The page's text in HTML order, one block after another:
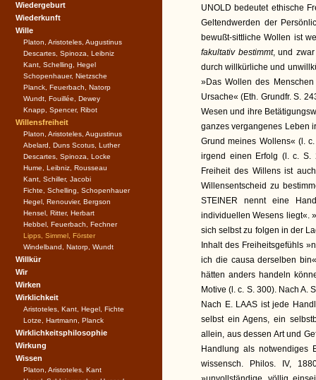
UNOLD bedeutet ethische
Geltendwerden der
bewußt-sittliche Wollen ist
fakultativ bestimmt, und
durch willkürliche und
»Das Wollen des
Ursache« (Eth. Grundfr. S.
Wesen und ihre
ganzes vergangenes Leben
Grund meines Wollens« (l.
irgend einen Erfolg (l. c. S.
Freiheit des Willens ist
Willensentscheid zu
STEINER nennt eine
individuellen Wesens liegt«.
sich selbst zu folgen in der
Inhalt des Freiheitsgefühls
ich die causa derselben
hätten anders handeln
Motive (l. c. S. 300). Nach A.
Nach E. LAAS ist jede
selbst ein Agens, ein
allein, aus dessen Art und
Handlung als notwendiges
wissensch. Philos. IV,
Wiedergeburt
Wiederkunft
Wille
Platon, Aristoteles, Augustinus
Descartes, Spinoza, Leibniz
Kant, Schelling, Hegel
Schopenhauer, Nietzsche
Planck, Feuerbach, Natorp
Wundt, Fouillée, Dewey
Knapp, Spencer, Ribot
Willensfreiheit
Platon, Aristoteles, Augustinus
Abelard, Duns Scotus, Luther
Descartes, Spinoza, Locke
Hume, Leibniz, Rousseau
Kant, Schiller, Jacobi
Fichte, Schelling, Schopenhauer
Hegel, Renouvier, Bergson
Hensel, Ritter, Herbart
Hebbel, Feuerbach, Fechner
Lipps, Simmel, Förster
Windelband, Natorp, Wundt
Willkür
Wir
Wirken
Wirklichkeit
Aristoteles, Kant, Hegel, Fichte
Lotze, Hartmann, Planck
Wirklichkeitsphilosophie
Wirkung
Wissen
Platon, Aristoteles, Kant